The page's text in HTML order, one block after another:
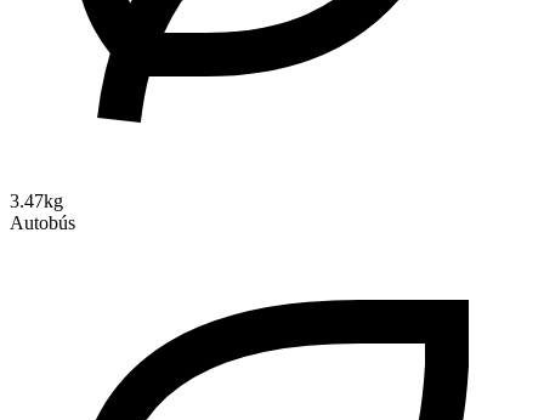
3.47kg
Autobús